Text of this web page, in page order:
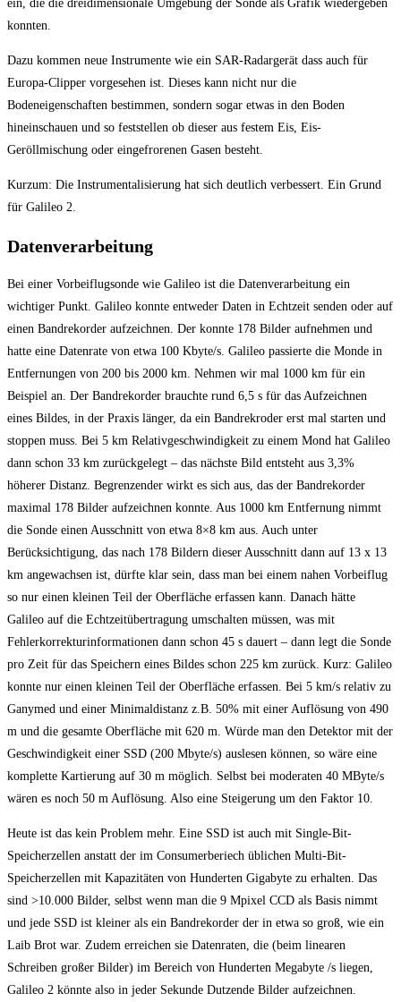
ein, die die dreidimensionale Umgebung der Sonde als Grafik wiedergeben
konnten.
Dazu kommen neue Instrumente wie ein SAR-Radargerät dass auch für
Europa-Clipper vorgesehen ist. Dieses kann nicht nur die
Bodeneigenschaften bestimmen, sondern sogar etwas in den Boden
hineinschauen und so feststellen ob dieser aus festem Eis, Eis-
Geröllmischung oder eingefrorenen Gasen besteht.
Kurzum: Die Instrumentalisierung hat sich deutlich verbessert. Ein Grund
für Galileo 2.
Datenverarbeitung
Bei einer Vorbeiflugsonde wie Galileo ist die Datenverarbeitung ein
wichtiger Punkt. Galileo konnte entweder Daten in Echtzeit senden oder auf
einen Bandrekorder aufzeichnen. Der konnte 178 Bilder aufnehmen und
hatte eine Datenrate von etwa 100 Kbyte/s. Galileo passierte die Monde in
Entfernungen von 200 bis 2000 km. Nehmen wir mal 1000 km für ein
Beispiel an. Der Bandrekorder brauchte rund 6,5 s für das Aufzeichnen
eines Bildes, in der Praxis länger, da ein Bandrekroder erst mal starten und
stoppen muss. Bei 5 km Relativgeschwindigkeit zu einem Mond hat Galileo
dann schon 33 km zurückgelegt – das nächste Bild entsteht aus 3,3%
höherer Distanz. Begrenzender wirkt es sich aus, das der Bandrekorder
maximal 178 Bilder aufzeichnen konnte. Aus 1000 km Entfernung nimmt
die Sonde einen Ausschnitt von etwa 8×8 km aus. Auch unter
Berücksichtigung, das nach 178 Bildern dieser Ausschnitt dann auf 13 x 13
km angewachsen ist, dürfte klar sein, dass man bei einem nahen Vorbeiflug
so nur einen kleinen Teil der Oberfläche erfassen kann. Danach hätte
Galileo auf die Echtzeitübertragung umschalten müssen, was mit
Fehlerkorrekturinformationen dann schon 45 s dauert – dann legt die Sonde
pro Zeit für das Speichern eines Bildes schon 225 km zurück. Kurz: Galileo
konnte nur einen kleinen Teil der Oberfläche erfassen. Bei 5 km/s relativ zu
Ganymed und einer Minimaldistanz z.B. 50% mit einer Auflösung von 490
m und die gesamte Oberfläche mit 620 m. Würde man den Detektor mit der
Geschwindigkeit einer SSD (200 Mbyte/s) auslesen können, so wäre eine
komplette Kartierung auf 30 m möglich. Selbst bei moderaten 40 MByte/s
wären es noch 50 m Auflösung. Also eine Steigerung um den Faktor 10.
Heute ist das kein Problem mehr. Eine SSD ist auch mit Single-Bit-
Speicherzellen anstatt der im Consumerberiech üblichen Multi-Bit-
Speicherzellen mit Kapazitäten von Hunderten Gigabyte zu erhalten. Das
sind >10.000 Bilder, selbst wenn man die 9 Mpixel CCD als Basis nimmt
und jede SSD ist kleiner als ein Bandrekorder der in etwa so groß, wie ein
Laib Brot war. Zudem erreichen sie Datenraten, die (beim linearen
Schreiben großer Bilder) im Bereich von Hunderten Megabyte /s liegen,
Galileo 2 könnte also in jeder Sekunde Dutzende Bilder aufzeichnen.